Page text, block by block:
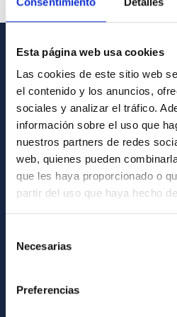
Esta página web usa cookies
Las cookies de este sitio web
el contenido y los anuncios,
sociales y analizar el tráfico.
información sobre el uso que
nuestros partners de redes
web, quienes pueden
que les haya proporcionado o
partir del uso que haya hecho
Necesarias
Preferencias
Contact
How to get to the IAC
List of personnel
Library
General register